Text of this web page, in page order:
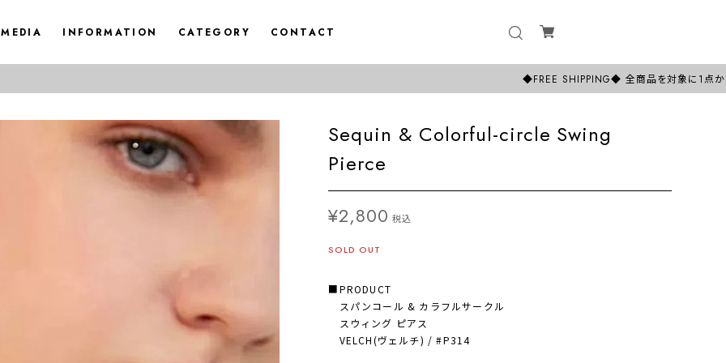
MEDIA INFORMATION CATEGORY CONTACT
◆FREE SHIPPING◆ 全商品を対象に1点からでも日本国
Sequin & Colorful-circle Swing
Pierce
¥2,800 税込
SOLD OUT
■PRODUCT
スパンコール & カラフルサークル
スウィング ピアス
VELCH(ヴェルチ) / #P314